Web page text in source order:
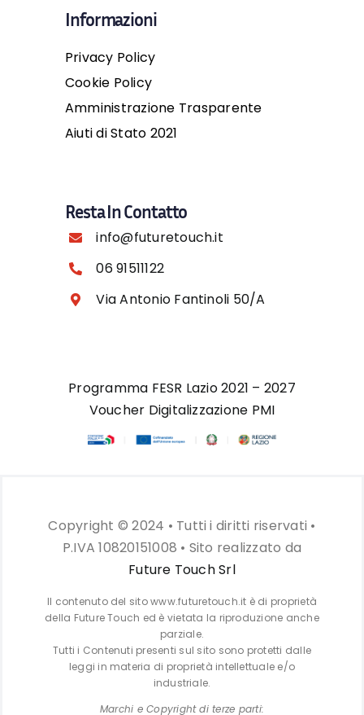
Informazioni
Privacy Policy
Cookie Policy
Amministrazione Trasparente
Aiuti di Stato 2021
Resta In Contatto
info@futuretouch.it
06 91511122
Via Antonio Fantinoli 50/A
Programma FESR Lazio 2021 – 2027
Voucher Digitalizzazione PMI
Copyright © 2024 • Tutti i diritti riservati •
P.IVA 10820151008 • Sito realizzato da
Future Touch Srl
Il contenuto del sito www.futuretouch.it è di proprietà
della Future Touch ed è vietata la riproduzione anche
parziale.
Tutti i Contenuti presenti sul sito sono protetti dalle
leggi in materia di proprietà intellettuale e/o
industriale.
Marchi e Copyright di terze parti: